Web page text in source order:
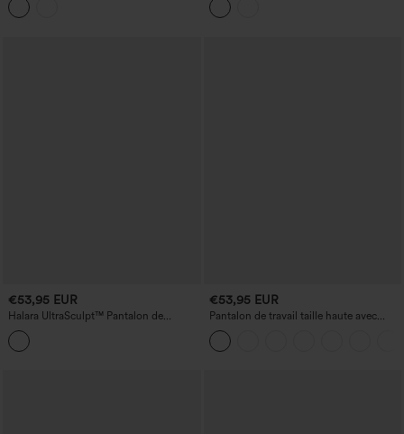
poches
droites et poches.
€53,95 EUR
Halara UltraSculpt™ Pantalon de
running ample à imprimé camouflage,
taille mi-haute, cordon de serrage et
poches
€53,95 EUR
Pantalon de travail taille haute avec
poches et jambes larges